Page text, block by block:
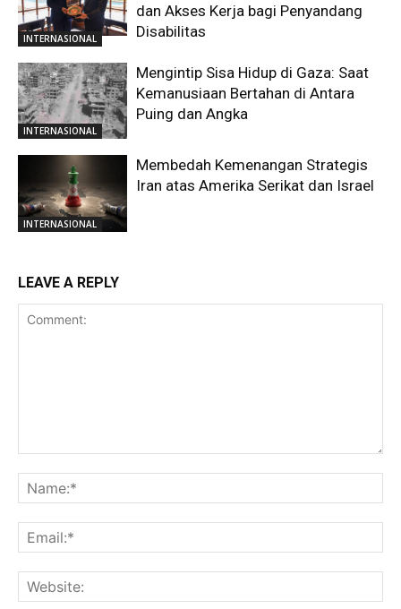
INTERNASIONAL
dan Akses Kerja bagi Penyandang
Disabilitas
INTERNASIONAL
Mengintip Sisa Hidup di Gaza: Saat
Kemanusiaan Bertahan di Antara
Puing dan Angka
INTERNASIONAL
Membedah Kemenangan Strategis
Iran atas Amerika Serikat dan Israel
LEAVE A REPLY